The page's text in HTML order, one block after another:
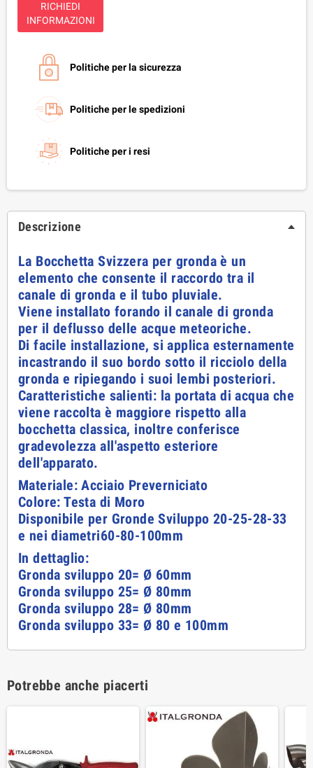
RICHIEDI
INFORMAZIONI
Politiche per la sicurezza
Politiche per le spedizioni
Politiche per i resi
Descrizione
La Bocchetta Svizzera per gronda è un
elemento che consente il raccordo tra il
canale di gronda e il tubo pluviale.
Viene installato forando il canale di gronda
per il deflusso delle acque meteoriche.
Di facile installazione, si applica esternamente
incastrando il suo bordo sotto il ricciolo della
gronda e ripiegando i suoi lembi posteriori.
Caratteristiche salienti: la portata di acqua che
viene raccolta è maggiore rispetto alla
bocchetta classica, inoltre conferisce
gradevolezza all'aspetto esteriore
dell'apparato.
Materiale: Acciaio Preverniciato
Colore: Testa di Moro
Disponibile per Gronde Sviluppo 20-25-28-33
e nei diametri60-80-100mm
In dettaglio:
Gronda sviluppo 20= Ø 60mm
Gronda sviluppo 25= Ø 80mm
Gronda sviluppo 28= Ø 80mm
Gronda sviluppo 33= Ø 80 e 100mm
Potrebbe anche piacerti